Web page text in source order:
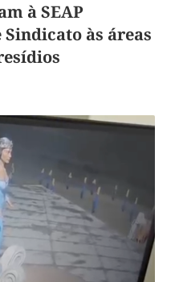
à SEAP
às áreas